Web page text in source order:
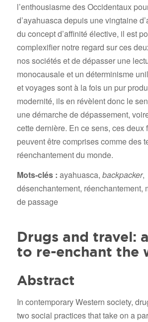
l’enthousiasme des Occidentaux
d’ayahuasca depuis une vingtaine
du concept d’affinité élective, il est
complexifier notre regard sur ces
nos sociétés et de dépasser une
monocausale et un déterminisme
et voyages sont à la fois un pur
modernité, ils en révèlent donc le
une démarche de dépassement,
cette dernière. En ce sens, ces deux
peuvent être comprises comme des
réenchantement du monde.
Mots-clés : ayahuasca, backpacker,
désenchantement, réenchantement,
de passage
Drugs and travel:
to re-enchant the
Abstract
In contemporary Western society,
two social practices that take on a